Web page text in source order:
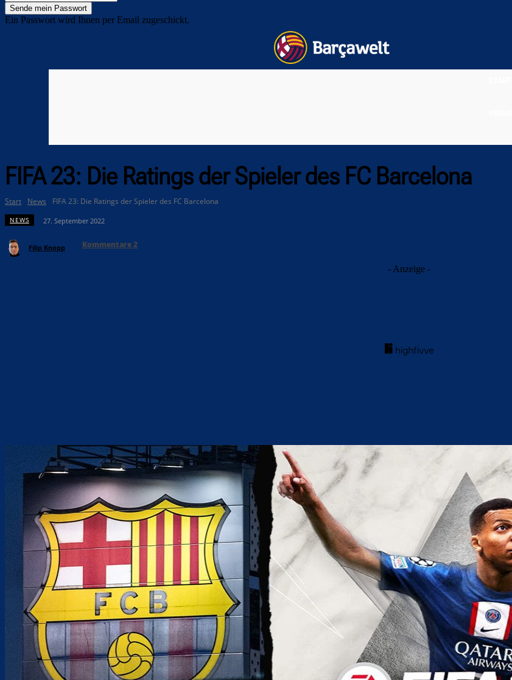
Ein Passwort wird Ihnen per Email zugeschickt.
FIFA 23: Die Ratings der Spieler des FC Barcelona
Start News FIFA 23: Die Ratings der Spieler des FC Barcelona
NEWS 27. September 2022
Filip Knopp Kommentare2
- Anzeige -